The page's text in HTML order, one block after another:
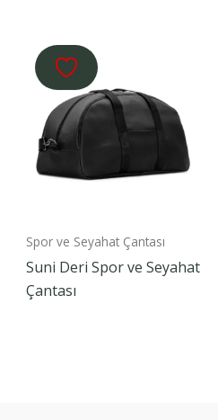
Spor ve Seyahat Çantası
Suni Deri Spor ve Seyahat
Çantası